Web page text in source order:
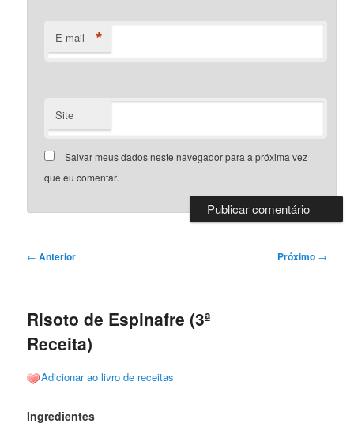
E-mail *
Site
Salvar meus dados neste navegador para a próxima vez
que eu comentar.
Navegação
← Anterior Próximo →
Risoto de Espinafre (3ª
Receita)
Adicionar ao livro de receitas
Ingredientes